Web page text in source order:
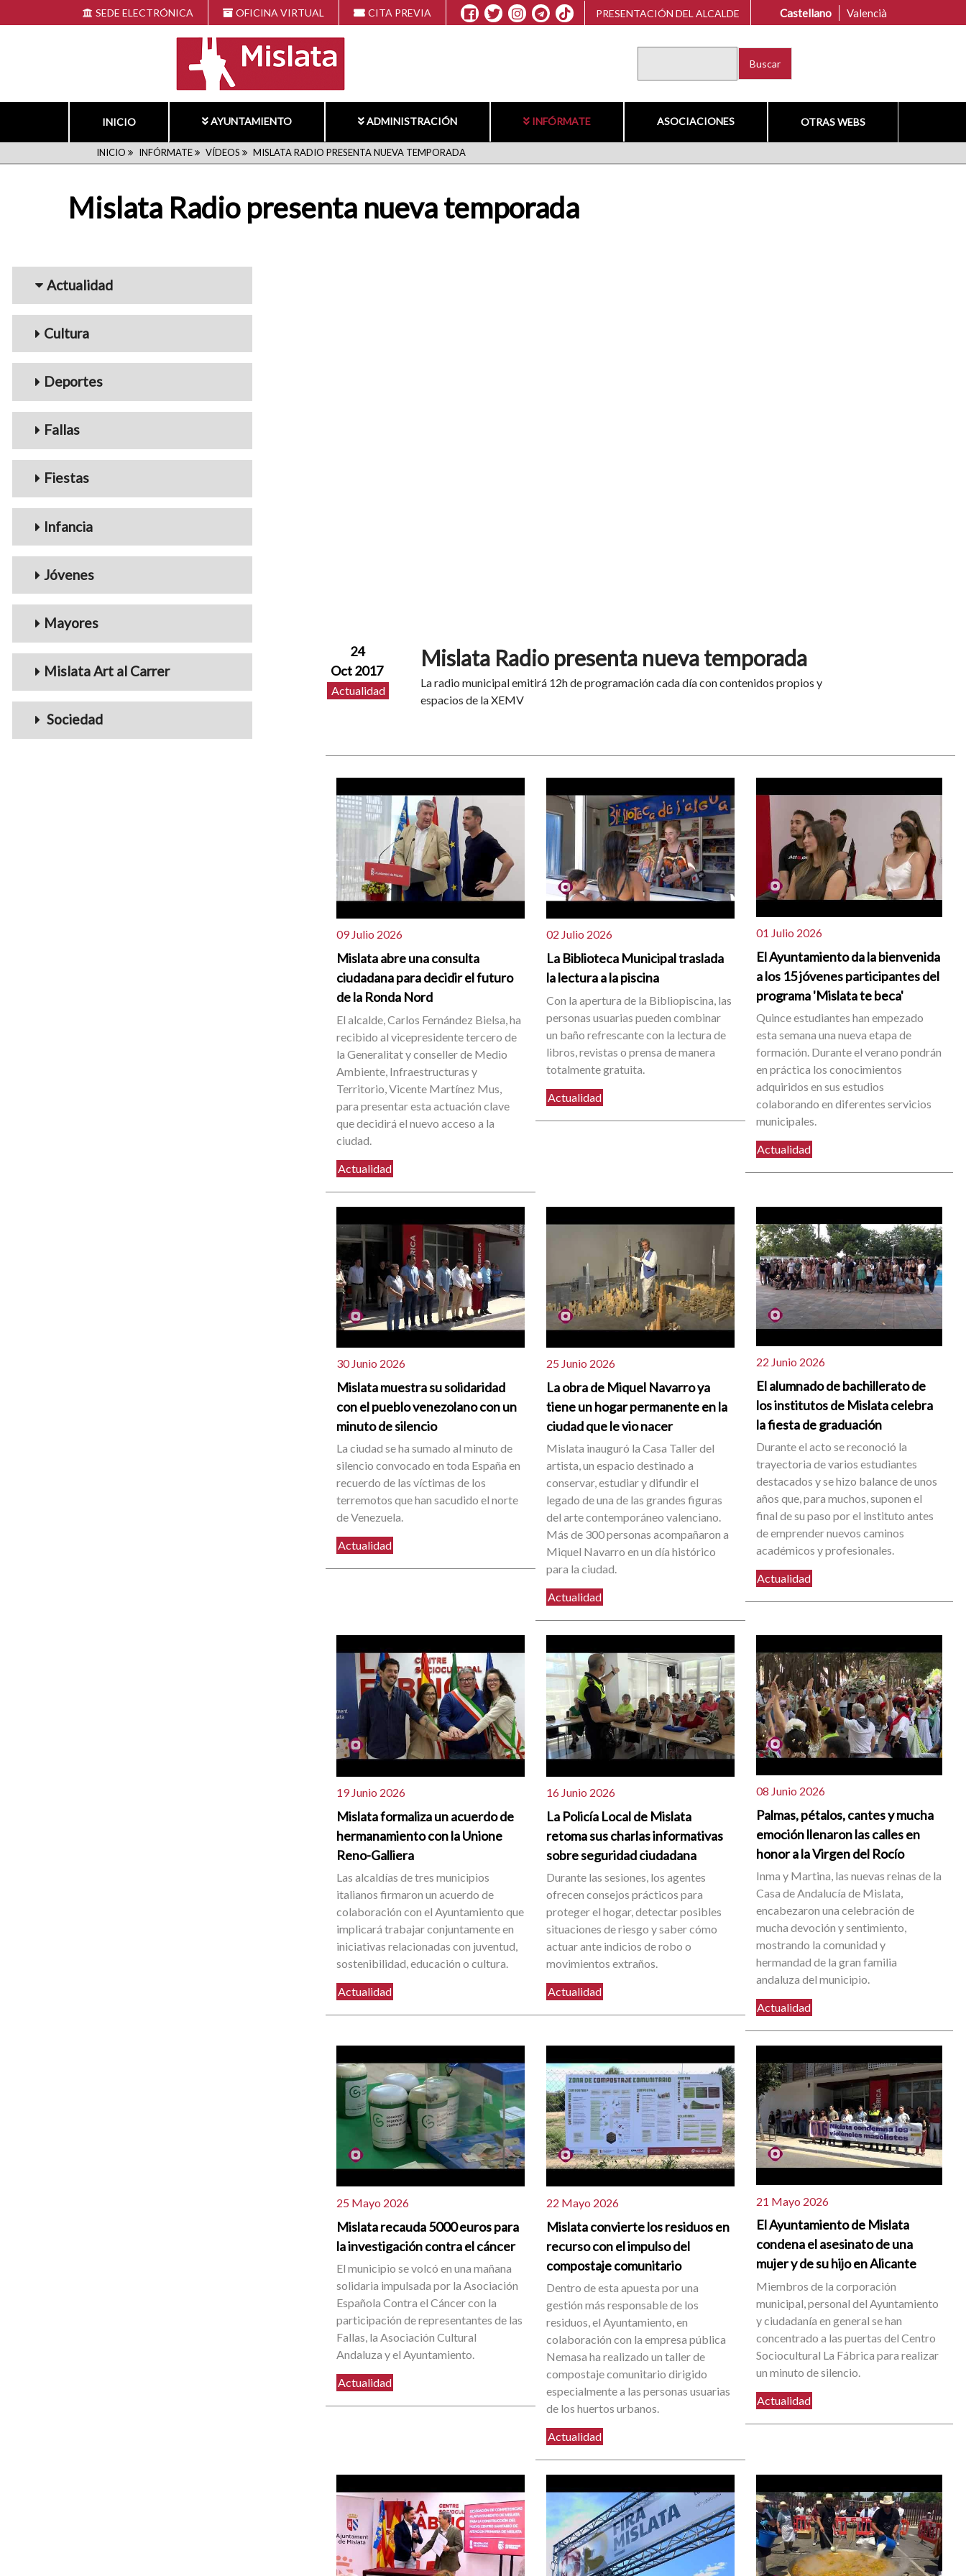
al
SEDE ELECTRÓNICA OFICINA VIRTUAL CITA PREVIA PRESENTACIÓN DEL ALCALDE Castellano Valencià
INICIO AYUNTAMIENTO ADMINISTRACIÓN INFÓRMATE ASOCIACIONES OTRAS WEBS
RUTA
DE
NAVEGACIÓN
INICIO INFÓRMATE VÍDEOS MISLATA RADIO PRESENTA NUEVA TEMPORADA
Mislata Radio presenta nueva temporada
Menu_Videos
Actualidad
Cultura
Deportes
Fallas
Fiestas
Infancia
Jóvenes
Mayores
Mislata Art al Carrer
Sociedad
24
Oct 2017
Actualidad
Mislata Radio presenta nueva temporada
La radio municipal emitirá 12h de programación cada día con contenidos propios y
espacios de la XEMV
09 Julio 2026
Mislata abre una consulta
ciudadana para decidir el futuro
de la Ronda Nord
El alcalde, Carlos Fernández Bielsa, ha
recibido al vicepresidente tercero de
la Generalitat y conseller de Medio
Ambiente, Infraestructuras y
Territorio, Vicente Martínez Mus,
para presentar esta actuación clave
que decidirá el nuevo acceso a la
ciudad.
Actualidad
02 Julio 2026
La Biblioteca Municipal traslada
la lectura a la piscina
Con la apertura de la Bibliopiscina, las
personas usuarias pueden combinar
un baño refrescante con la lectura de
libros, revistas o prensa de manera
totalmente gratuita.
Actualidad
01 Julio 2026
El Ayuntamiento da la bienvenida
a los 15 jóvenes participantes del
programa 'Mislata te beca'
Quince estudiantes han empezado
esta semana una nueva etapa de
formación. Durante el verano pondrán
en práctica los conocimientos
adquiridos en sus estudios
colaborando en diferentes servicios
municipales.
Actualidad
30 Junio 2026
Mislata muestra su solidaridad
con el pueblo venezolano con un
minuto de silencio
La ciudad se ha sumado al minuto de
silencio convocado en toda España en
recuerdo de las víctimas de los
terremotos que han sacudido el norte
de Venezuela.
Actualidad
25 Junio 2026
La obra de Miquel Navarro ya
tiene un hogar permanente en la
ciudad que le vio nacer
Mislata inauguró la Casa Taller del
artista, un espacio destinado a
conservar, estudiar y difundir el
legado de una de las grandes figuras
del arte contemporáneo valenciano.
Más de 300 personas acompañaron a
Miquel Navarro en un día histórico
para la ciudad.
Actualidad
22 Junio 2026
El alumnado de bachillerato de
los institutos de Mislata celebra
la fiesta de graduación
Durante el acto se reconoció la
trayectoria de varios estudiantes
destacados y se hizo balance de unos
años que, para muchos, suponen el
final de su paso por el instituto antes
de emprender nuevos caminos
académicos y profesionales.
Actualidad
19 Junio 2026
Mislata formaliza un acuerdo de
hermanamiento con la Unione
Reno-Galliera
Las alcaldías de tres municipios
italianos firmaron un acuerdo de
colaboración con el Ayuntamiento que
implicará trabajar conjuntamente en
iniciativas relacionadas con juventud,
sostenibilidad, educación o cultura.
Actualidad
16 Junio 2026
La Policía Local de Mislata
retoma sus charlas informativas
sobre seguridad ciudadana
Durante las sesiones, los agentes
ofrecen consejos prácticos para
proteger el hogar, detectar posibles
situaciones de riesgo y saber cómo
actuar ante indicios de robo o
movimientos extraños.
Actualidad
08 Junio 2026
Palmas, pétalos, cantes y mucha
emoción llenaron las calles en
honor a la Virgen del Rocío
Inma y Martina, las nuevas reinas de la
Casa de Andalucía de Mislata,
encabezaron una celebración de
mucha devoción y sentimiento,
mostrando la comunidad y
hermandad de la gran familia
andaluza del municipio.
Actualidad
25 Mayo 2026
Mislata recauda 5000 euros para
la investigación contra el cáncer
El municipio se volcó en una mañana
solidaria impulsada por la Asociación
Española Contra el Cáncer con la
participación de representantes de las
Fallas, la Asociación Cultural
Andaluza y el Ayuntamiento.
Actualidad
22 Mayo 2026
Mislata convierte los residuos en
recurso con el impulso del
compostaje comunitario
Dentro de esta apuesta por una
gestión más responsable de los
residuos, el Ayuntamiento, en
colaboración con la empresa pública
Nemasa ha realizado un taller de
compostaje comunitario dirigido
especialmente a las personas usuarias
de los huertos urbanos.
Actualidad
21 Mayo 2026
El Ayuntamiento de Mislata
condena el asesinato de una
mujer y de su hijo en Alicante
Miembros de la corporación
municipal, personal del Ayuntamiento
y ciudadanía en general se han
concentrado a las puertas del Centro
Sociocultural La Fábrica para realizar
un minuto de silencio.
Actualidad